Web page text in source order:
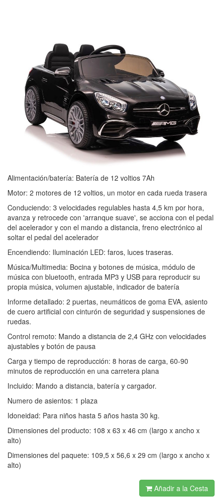
Alimentación/batería: Batería de 12 voltios 7Ah
Motor: 2 motores de 12 voltios, un motor en cada rueda trasera
Conduciendo: 3 velocidades regulables hasta 4,5 km por hora,
avanza y retrocede con 'arranque suave', se acciona con el pedal
del acelerador y con el mando a distancia, freno electrónico al
soltar el pedal del acelerador
Encendiendo: Iluminación LED: faros, luces traseras.
Música/Multimedia: Bocina y botones de música, módulo de
música con bluetooth, entrada MP3 y USB para reproducir su
propia música, volumen ajustable, indicador de batería
Informe detallado: 2 puertas, neumáticos de goma EVA, asiento
de cuero artificial con cinturón de seguridad y suspensiones de
ruedas.
Control remoto: Mando a distancia de 2,4 GHz con velocidades
ajustables y botón de pausa
Carga y tiempo de reproducción: 8 horas de carga, 60-90
minutos de reproducción en una carretera plana
Incluido: Mando a distancia, batería y cargador.
Numero de asientos: 1 plaza
Idoneidad: Para niños hasta 5 años hasta 30 kg.
Dimensiones del producto: 108 x 63 x 46 cm (largo x ancho x
alto)
Dimensiones del paquete: 109,5 x 56,6 x 29 cm (largo x ancho x
alto)
Añadir a la Cesta